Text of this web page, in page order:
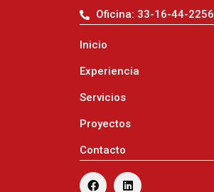
Oficina: 33-16-44-2256
Inicio
Experiencia
Servicios
Proyectos
Contacto